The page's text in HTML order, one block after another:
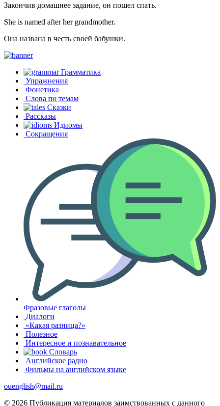
Закончив домашнее задание, он пошел спать.
She is named after her grandmother.
Она названа в честь своей бабушки.
Грамматика
Упражнения
Фонетика
Слова по темам
Сказки
Рассказы
Идиомы
Сокращения
Фразовые глаголы
Диалоги
«Какая разница?»
Полезное
Интересное и познавательное
Словарь
Английское радио
Фильмы на английском языке
ouenglish@mail.ru
© 2026 Публикация материалов заимствованных с данного